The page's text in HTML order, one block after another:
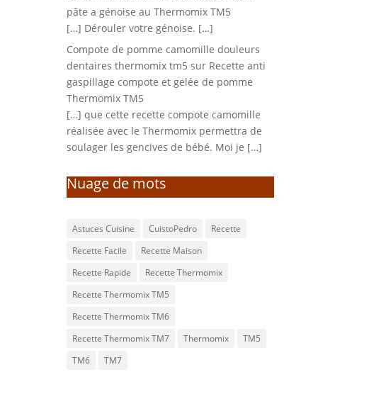
pâte a génoise au Thermomix TM5
[…] Dérouler votre génoise. […]
Compote de pomme camomille douleurs
dentaires thermomix tm5 sur Recette anti
gaspillage compote et gelée de pomme
Thermomix TM5
[…] que cette recette compote camomille
réalisée avec le Thermomix permettra de
soulager les gencives de bébé. Moi je […]
Nuage de mots
Astuces Cuisine CuistoPedro
Recette
Recette Facile
Recette Maison
Recette Rapide
Recette Thermomix
Recette Thermomix TM5
Recette Thermomix TM6
Recette Thermomix TM7
Thermomix
TM5
TM6
TM7